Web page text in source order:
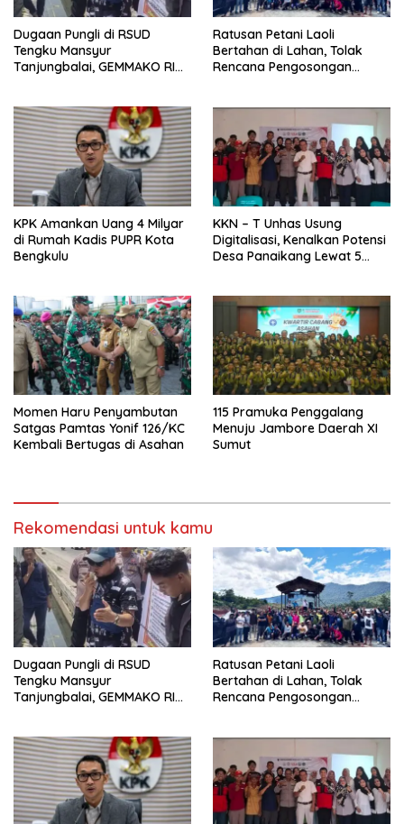
Dugaan Pungli di RSUD
Tengku Mansyur
Tanjungbalai, GEMMAKO RI
Ratusan Petani Laoli
Bertahan di Lahan, Tolak
Rencana Pengosongan
KPK Amankan Uang 4 Milyar
di Rumah Kadis PUPR Kota
Bengkulu
KKN – T Unhas Usung
Digitalisasi, Kenalkan Potensi
Desa Panaikang Lewat 5
Momen Haru Penyambutan
Satgas Pamtas Yonif 126/KC
Kembali Bertugas di Asahan
115 Pramuka Penggalang
Menuju Jambore Daerah XI
Sumut
Rekomendasi untuk kamu
Dugaan Pungli di RSUD
Tengku Mansyur
Tanjungbalai, GEMMAKO RI
Ratusan Petani Laoli
Bertahan di Lahan, Tolak
Rencana Pengosongan